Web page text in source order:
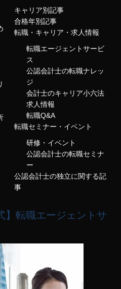
キャリア別記事
合格年別記事
転職・キャリア・求人情報
転職エージェントサービ
ス
公認会計士の転職ナレッ
ジ
会計士のキャリア小六法
求人情報
転職Q&A
転職セミナー・イベント
研修・イベント
公認会計士の転職セミナ
ー
公認会計士の独立に関する記
事
】転職エージェントサ